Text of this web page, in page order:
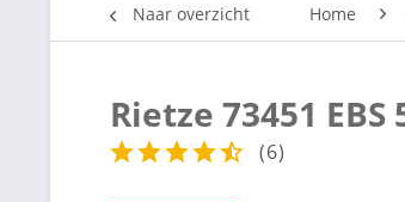
Naar overzicht Home
Rietze 73451
(6)